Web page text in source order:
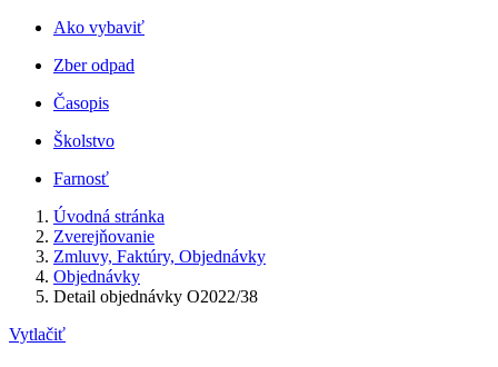
Ako vybaviť
Zber odpad
Časopis
Školstvo
Farnosť
Úvodná stránka
Zverejňovanie
Zmluvy, Faktúry, Objednávky
Objednávky
Detail objednávky O2022/38
Vytlačiť